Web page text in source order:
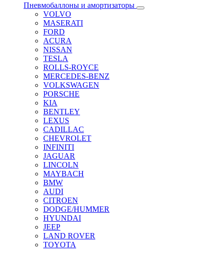
Пневмобаллоны и амортизаторы
VOLVO
MASERATI
FORD
ACURA
NISSAN
TESLA
ROLLS-ROYCE
MERCEDES-BENZ
VOLKSWAGEN
PORSCHE
KIA
BENTLEY
LEXUS
CADILLAC
CHEVROLET
INFINITI
JAGUAR
LINCOLN
MAYBACH
BMW
AUDI
CITROEN
DODGE/HUMMER
HYUNDAI
JEEP
LAND ROVER
TOYOTA